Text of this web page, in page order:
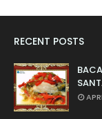
RECENT POSTS